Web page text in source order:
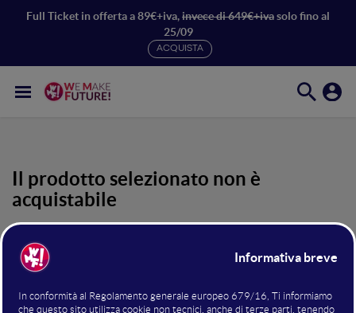
Full Ticket in offerta a 89€+iva,invece di 649€+ivasolo fino al
25/09
ACQUISTA
Il prodotto selezionato non è
acquistabile
accedere ai contenuti riservati agli iscritti oppure scegli
uno dei prodotti in vendita di seguito.